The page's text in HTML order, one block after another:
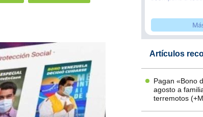
Artículos
Pagan «Bono
agosto a
terremotos